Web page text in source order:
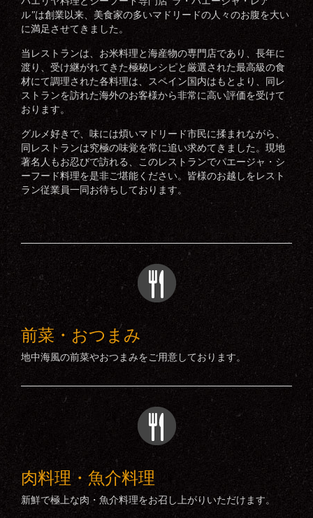
ル"は創業以来、美食家の多いマドリードの人々のお腹を大い
に満足させてきました。
当レストランは、お米料理と海産物の専門店であり、長年に
渡り、受け継がれてきた極秘レシピと厳選された最高級の食
材にて調理された各料理は、スペイン国内はもとより、同レ
ストランを訪れた海外のお客様から非常に高い評価を受けて
おります。
グルメ好きで、味には煩いマドリード市民に揉まれながら、
同レストランは究極の味覚を常に追い求めてきました。現地
著名人もお忍びで訪れる、このレストランでパエージャ・シ
ーフード料理を是非ご堪能ください。皆様のお越しをレスト
ラン従業員一同お待ちしております。
前菜・おつまみ
地中海風の前菜やおつまみをご用意しております。
肉料理・魚介料理
新鮮で極上な肉・魚介料理をお召し上がりいただけます。